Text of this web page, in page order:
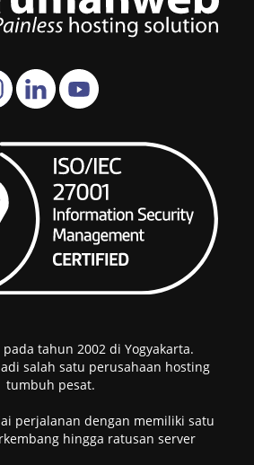
tahun 2002 di Yogyakarta.
salah satu perusahaan hosting
tumbuh pesat.
perjalanan dengan memiliki satu
hingga ratusan server